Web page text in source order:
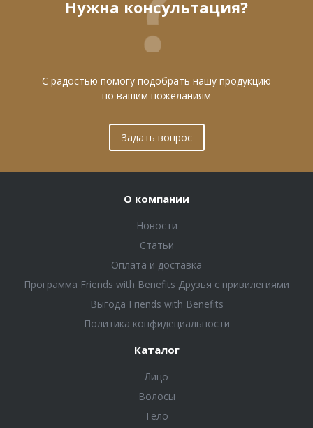
Нужна консультация?
С радостью помогу подобрать нашу продукцию
по вашим пожеланиям
Задать вопрос
О компании
Новости
Статьи
Оплата и доставка
Программа Friends with Benefits Друзья с привилегиями
Выгода Friends with Benefits
Политика конфидециальности
Каталог
Лицо
Волосы
Тело